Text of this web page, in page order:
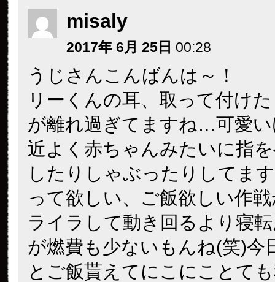
misaly
2017年 6月 25日 00:28
うじさんこんばんは～！
リーくんの耳、取って付け
が離れ過ぎてますね…可愛
近よく赤ちゃんみたいに指
したりしゃぶったりしてま
って欲しい、ご飯欲しい作
ライラして動き回るより寝
が燃費も少ないもんね(笑)今
とご飯貰えてにこにことて